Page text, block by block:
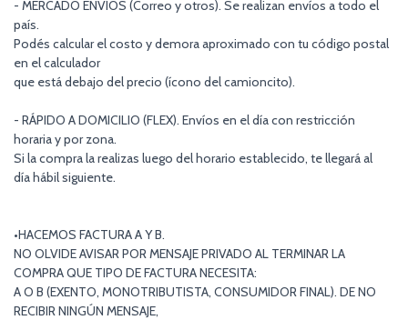
- MERCADO ENVÍOS (Correo y otros). Se realizan envíos a todo el
país.
Podés calcular el costo y demora aproximado con tu código postal
en el calculador
que está debajo del precio (ícono del camioncito).
- RÁPIDO A DOMICILIO (FLEX). Envíos en el día con restricción
horaria y por zona.
Si la compra la realizas luego del horario establecido, te llegará al
día hábil siguiente.
•HACEMOS FACTURA A Y B.
NO OLVIDE AVISAR POR MENSAJE PRIVADO AL TERMINAR LA
COMPRA QUE TIPO DE FACTURA NECESITA:
A O B (EXENTO, MONOTRIBUTISTA, CONSUMIDOR FINAL). DE NO
RECIBIR NINGÚN MENSAJE,